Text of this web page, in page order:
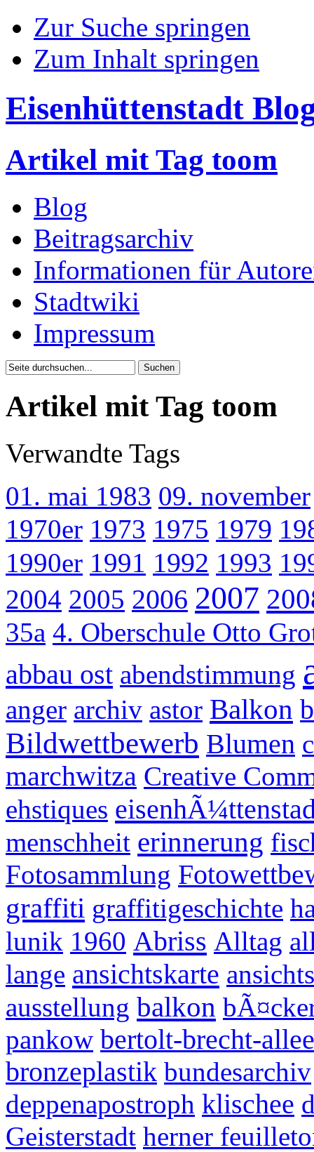
Zur Suche springen
Zum Inhalt springen
Eisenhüttenstadt
Artikel mit Tag toom
Blog
Beitragsarchiv
Informationen für
Stadtwiki
Impressum
Artikel mit Tag toom
Verwandte Tags
01. mai 1983 09. november
1970er 1973 1975 1979
1990er 1991 1992 1993
2004 2005 2006 2007
35a 4. Oberschule Otto
abbau ost abendstimmung
anger archiv astor Balkon
Bildwettbewerb Blumen
marchwitza Creative
ehstiques
menschheit erinnerung
Fotosammlung
graffiti graffitigeschichte
lunik 1960 Abriss Alltag
lange ansichtskarte
ausstellung balkon
pankow bertolt-brecht-allee
bronzeplastik bundesarchiv
deppenapostroph klischee
Geisterstadt herner